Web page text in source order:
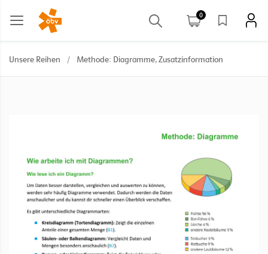
0
Unsere Reihen / Methode: Diagramme, Zusatzinformation